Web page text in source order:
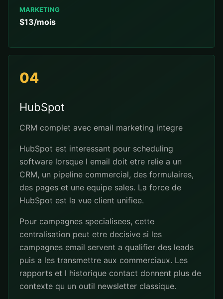
MARKETING
$13/mois
04
HubSpot
CRM complet avec email marketing integre
HubSpot est interessant pour scheduling
software lorsque l email doit etre relie a un
CRM, un pipeline commercial, des formulaires,
des pages et une equipe sales. La force de
HubSpot est la vue client unifiee.
Pour campagnes specialisees, cette
centralisation peut etre decisive si les
campagnes email servent a qualifier des leads
puis a les transmettre aux commerciaux. Les
rapports et l historique contact donnent plus de
contexte qu un outil newsletter classique.